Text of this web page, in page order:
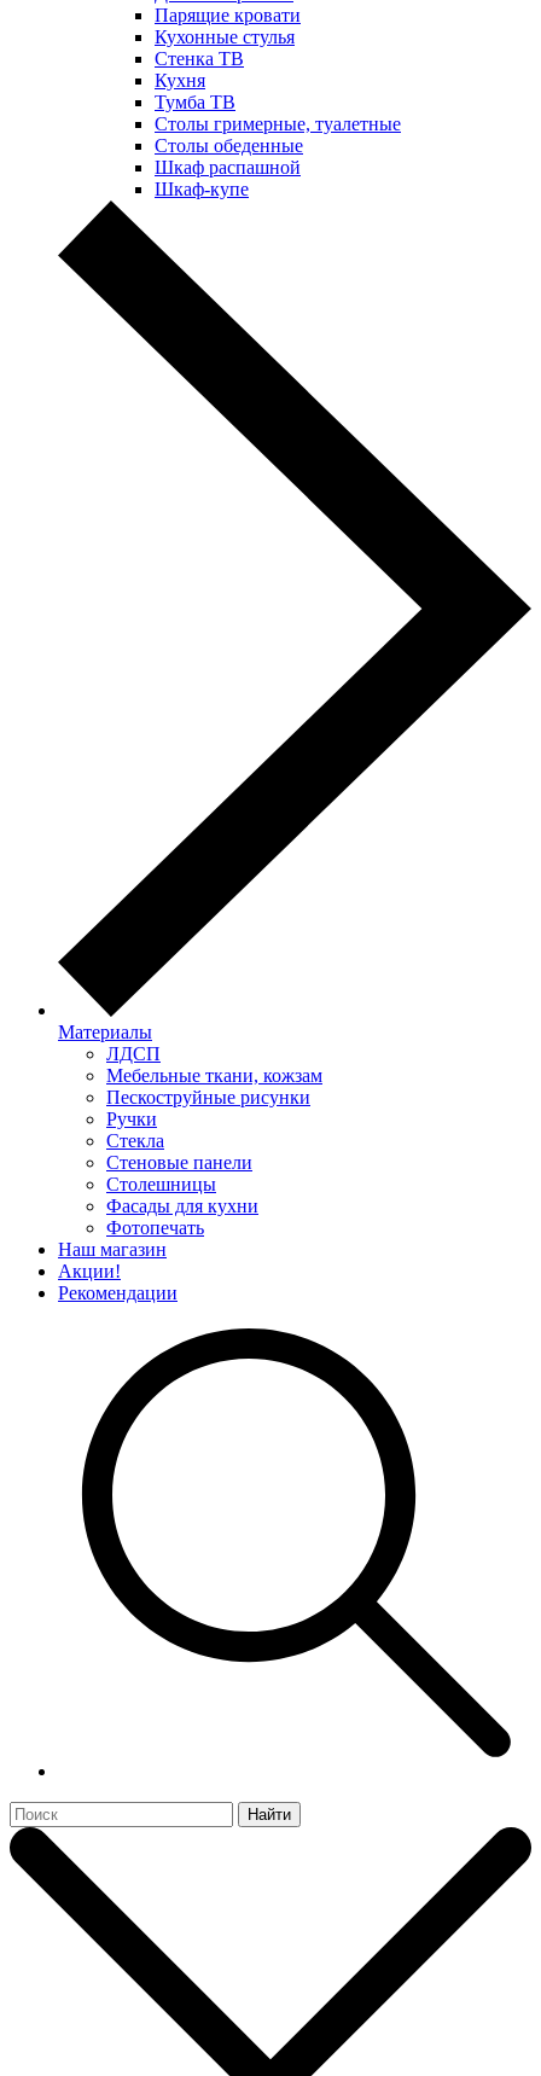
Парящие кровати
Кухонные стулья
Стенка ТВ
Кухня
Тумба ТВ
Столы гримерные, туалетные
Столы обеденные
Шкаф распашной
Шкаф-купе
Материалы
ЛДСП
Мебельные ткани, кожзам
Пескоструйные рисунки
Ручки
Стекла
Стеновые панели
Столешницы
Фасады для кухни
Фотопечать
Наш магазин
Акции!
Рекомендации
Найти